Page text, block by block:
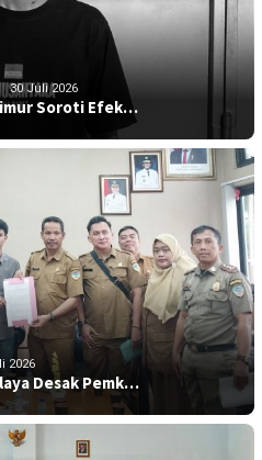
30 Juli 2026
Soroti Efek…
2026
Desak Pemk…